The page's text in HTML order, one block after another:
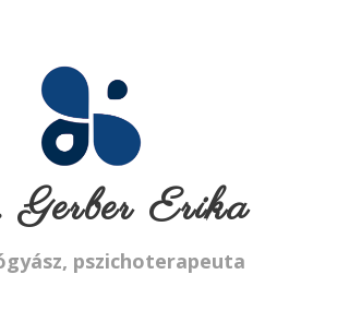
Erika
pszichoterapeuta